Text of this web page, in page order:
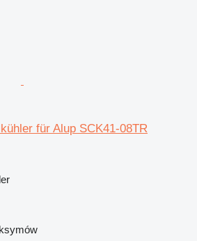
für Alup SCK41-08TR